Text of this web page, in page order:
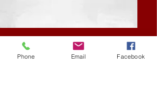
Phone Email Facebook